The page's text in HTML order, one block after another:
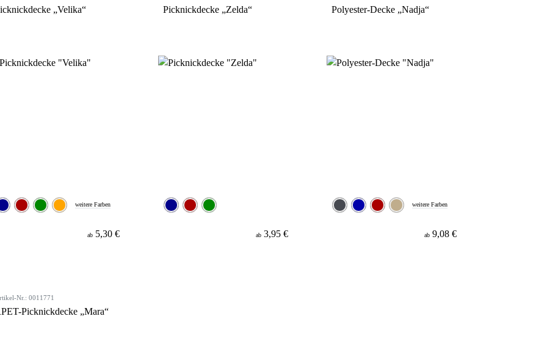
„Velika“
weitere Farben
ab 5,30 €
Picknickdecke „Zelda“
ab 3,95 €
Polyester-Decke „Nadja“
weitere Farben
ab 9,08 €
Nr.: 0011771
Picknickdecke „Mara“